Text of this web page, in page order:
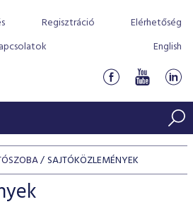
Regisztráció
Elérhetőség
English
SAJTÓKÖZLEMÉNYEK